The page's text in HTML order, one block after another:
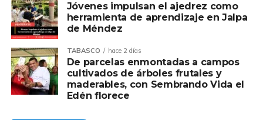
Jóvenes impulsan el ajedrez como
herramienta de aprendizaje en Jalpa
de Méndez
TABASCO hace 2 días
De parcelas enmontadas a campos
cultivados de árboles frutales y
maderables, con Sembrando Vida el
Edén florece